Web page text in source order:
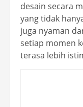
desain secara
yang tidak
juga nyaman
setiap momen
terasa lebih